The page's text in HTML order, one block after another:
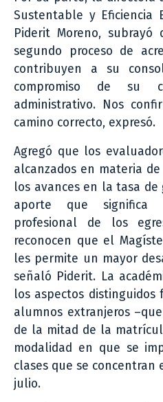
Sustentable y Eficiencia
Piderit Moreno,
segundo proceso de
contribuyen a su
compromiso de su
administrativo. Nos
camino correcto, expresó.
Agregó que los
alcanzados en materia
los avances en la tasa
aporte que significa
profesional de los
reconocen que el
les permite un mayor
señaló Piderit. La
los aspectos
alumnos extranjeros
de la mitad de la
modalidad en que se
clases que se concentran
julio.